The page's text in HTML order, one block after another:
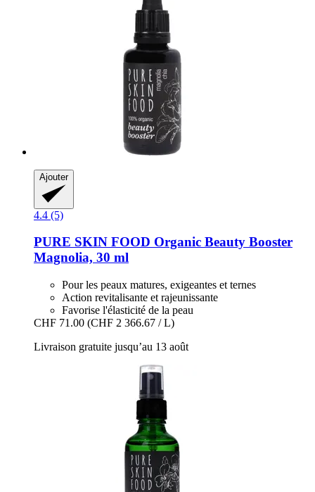
Ajouter
4.4 (5)
PURE SKIN FOOD Organic Beauty Booster
Magnolia, 30 ml
Pour les peaux matures, exigeantes et ternes
Action revitalisante et rajeunissante
Favorise l'élasticité de la peau
CHF 71.00 (CHF 2 366.67 / L)
Livraison gratuite jusqu’au 13 août